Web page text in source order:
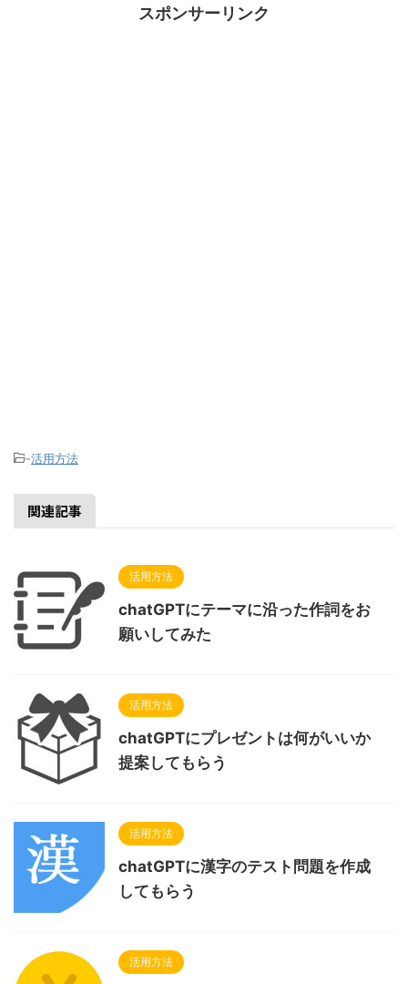
スポンサーリンク
-活用方法
関連記事
活用方法
chatGPTにテーマに沿った作詞をお
願いしてみた
活用方法
chatGPTにプレゼントは何がいいか
提案してもらう
活用方法
chatGPTに漢字のテスト問題を作成
してもらう
活用方法